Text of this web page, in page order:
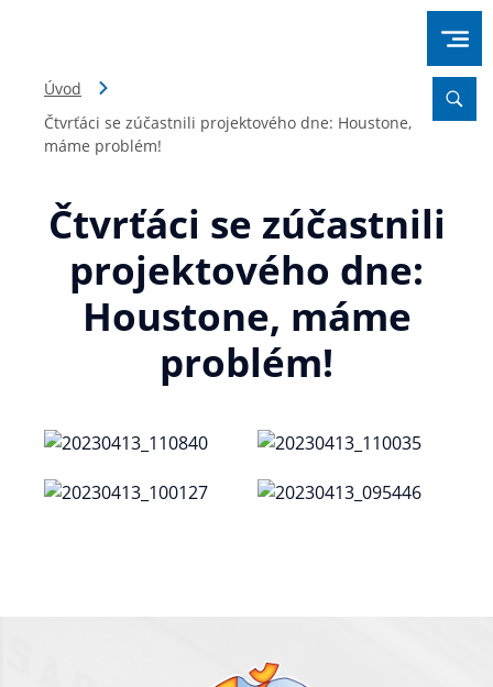
Úvod
Čtvrťáci se zúčastnili projektového dne: Houstone,
máme problém!
Čtvrťáci se zúčastnili
projektového dne:
Houstone, máme
problém!